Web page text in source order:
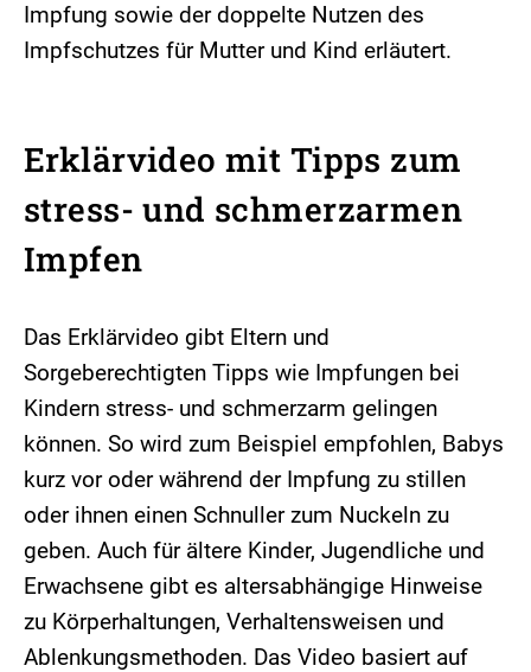
Impfung sowie der doppelte Nutzen des
Impfschutzes für Mutter und Kind erläutert.
Erklärvideo mit Tipps zum
stress- und schmerzarmen
Impfen
Das Erklärvideo gibt Eltern und
Sorgeberechtigten Tipps wie Impfungen bei
Kindern stress- und schmerzarm gelingen
können. So wird zum Beispiel empfohlen, Babys
kurz vor oder während der Impfung zu stillen
oder ihnen einen Schnuller zum Nuckeln zu
geben. Auch für ältere Kinder, Jugendliche und
Erwachsene gibt es altersabhängige Hinweise
zu Körperhaltungen, Verhaltensweisen und
Ablenkungsmethoden. Das Video basiert auf